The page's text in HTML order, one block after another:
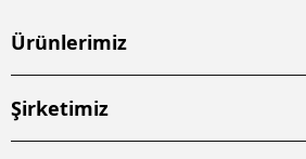
Ürünlerimiz
Şirketimiz